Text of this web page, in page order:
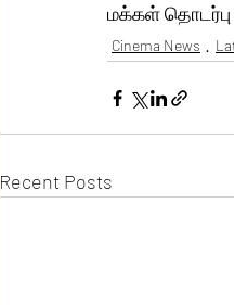
மக்கள் தொடர்பு
Cinema News
Recent Posts